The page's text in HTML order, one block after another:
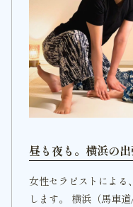
昼も夜も。横浜の出
女性セラピストによる
します。 横浜（馬車